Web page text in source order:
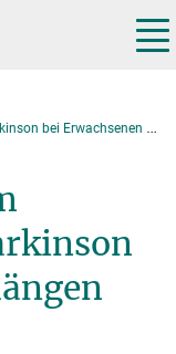
hängen zusammen